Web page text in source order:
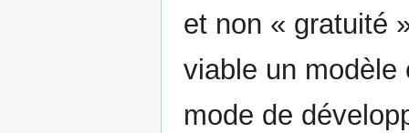
et non « gratuité
viable un modèle
mode de